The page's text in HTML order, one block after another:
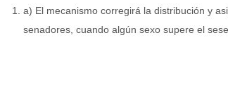
a) El mecanismo corregirá la distribución y
senadores, cuando algún sexo supere el